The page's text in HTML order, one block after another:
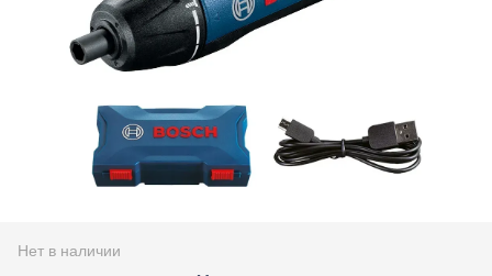
Нет в наличии